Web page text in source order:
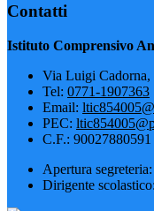
Contatti
Istituto Comprensivo
Via Luigi
Tel: 0771-1907363
Email:
PEC:
C.F.: 90027880591
Apertura
Dirigente